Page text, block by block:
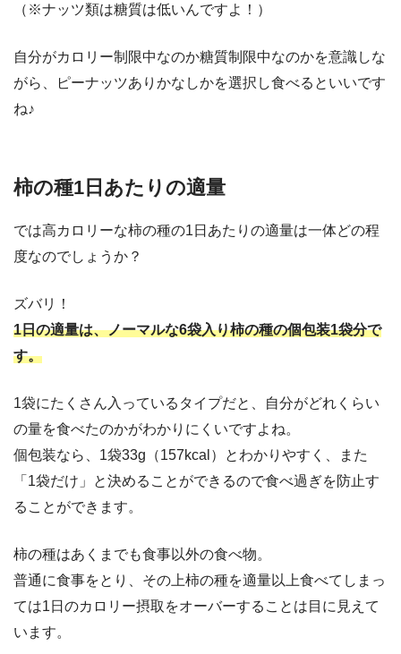
（※ナッツ類は糖質は低いんですよ！）
自分がカロリー制限中なのか糖質制限中なのかを意識しな
がら、ピーナッツありかなしかを選択し食べるといいです
ね♪
柿の種1日あたりの適量
では高カロリーな柿の種の1日あたりの適量は一体どの程
度なのでしょうか？
ズバリ！
1日の適量は、ノーマルな6袋入り柿の種の個包装1袋分で
す。
1袋にたくさん入っているタイプだと、自分がどれくらい
の量を食べたのかがわかりにくいですよね。
個包装なら、1袋33g（157kcal）とわかりやすく、また
「1袋だけ」と決めることができるので食べ過ぎを防止す
ることができます。
柿の種はあくまでも食事以外の食べ物。
普通に食事をとり、その上柿の種を適量以上食べてしまっ
ては1日のカロリー摂取をオーバーすることは目に見えて
います。